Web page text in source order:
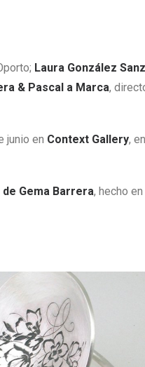
Laura González Sanz
& Pascal a Marca,
junio en Context Gallery,
Gema Barrera, hecho